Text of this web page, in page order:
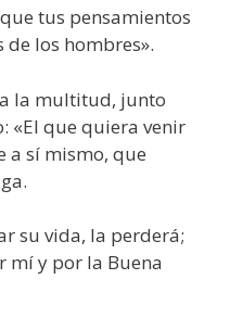
tus pensamientos
de los hombres».
a la multitud, junto
«El que quiera venir
a sí mismo, que
su vida, la perderá;
mí y por la Buena